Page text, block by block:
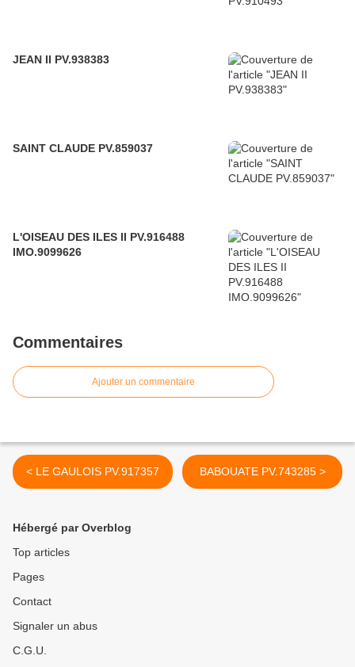
JEAN II PV.938383
SAINT CLAUDE PV.859037
L'OISEAU DES ILES II PV.916488
IMO.9099626
Commentaires
Ajouter un commentaire
< LE GAULOIS PV.917357 BABOUATE PV.743285 >
Hébergé par Overblog
Top articles
Pages
Contact
Signaler un abus
C.G.U.